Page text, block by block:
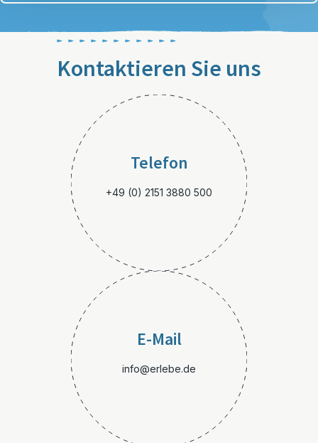
Kontaktieren Sie uns
Telefon
+49 (0) 2151 3880 500
E-Mail
info@erlebe.de